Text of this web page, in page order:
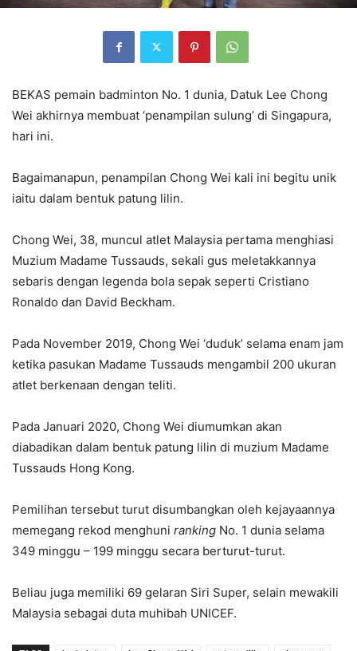
BEKAS pemain badminton No. 1 dunia, Datuk Lee Chong
Wei akhirnya membuat ‘penampilan sulung’ di Singapura,
hari ini.
Bagaimanapun, penampilan Chong Wei kali ini begitu unik
iaitu dalam bentuk patung lilin.
Chong Wei, 38, muncul atlet Malaysia pertama menghiasi
Muzium Madame Tussauds, sekali gus meletakkannya
sebaris dengan legenda bola sepak seperti Cristiano
Ronaldo dan David Beckham.
Pada November 2019, Chong Wei ‘duduk’ selama enam jam
ketika pasukan Madame Tussauds mengambil 200 ukuran
atlet berkenaan dengan teliti.
Pada Januari 2020, Chong Wei diumumkan akan
diabadikan dalam bentuk patung lilin di muzium Madame
Tussauds Hong Kong.
Pemilihan tersebut turut disumbangkan oleh kejayaannya
memegang rekod menghuni ranking No. 1 dunia selama
349 minggu – 199 minggu secara berturut-turut.
Beliau juga memiliki 69 gelaran Siri Super, selain mewakili
Malaysia sebagai duta muhibah UNICEF.